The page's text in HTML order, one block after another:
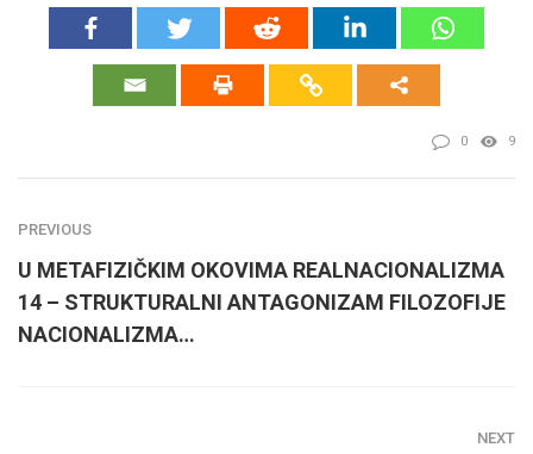
0 9
PREVIOUS
U METAFIZIČKIM OKOVIMA REALNACIONALIZMA
14 – STRUKTURALNI ANTAGONIZAM FILOZOFIJE
NACIONALIZMA…
NEXT